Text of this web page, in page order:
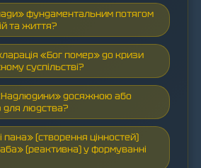
фундаментальним потягом
та життя?
«Бог помер» до кризи
суспільстві?
досяжною або
людства?
пана» (створення цінностей)
(реактивна) у формуванні